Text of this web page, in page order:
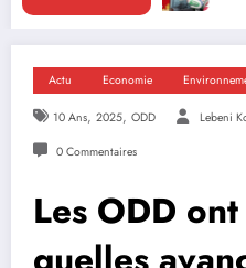
Actu Economie
10 Ans, 2025, ODD Lebeni
0 Commentaires
Les ODD